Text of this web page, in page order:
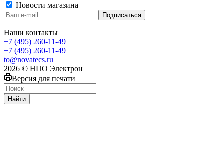
Новости магазина
Наши контакты
+7 (495) 260-11-49
+7 (495) 260-11-49
to@novatecs.ru
2026 © НПО Электрон
Версия для печати
Найти